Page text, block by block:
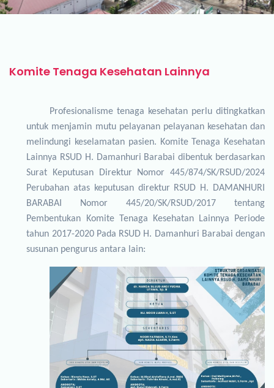
Komite Tenaga Kesehatan Lainnya
Profesionalisme tenaga kesehatan perlu ditingkatkan
untuk menjamin mutu pelayanan pelayanan kesehatan dan
melindungi keselamatan pasien. Komite Tenaga Kesehatan
Lainnya RSUD H. Damanhuri Barabai dibentuk berdasarkan
Surat Keputusan Direktur
Nomor 445/874/SK/RSUD/2024
Perubahan atas keputusan direktur RSUD H. DAMANHURI
BARABAI
Nomor 445/20/SK/RSUD/2017 tentang
Pembentukan Komite Tenaga Kesehatan Lainnya Periode
tahun 2017-2020 Pada RSUD H. Damanhuri Barabai dengan
susunan pengurus antara lain: